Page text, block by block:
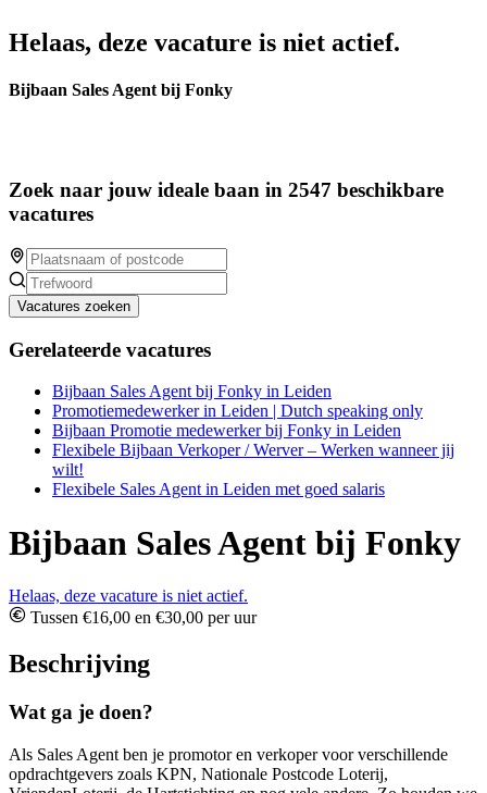
Helaas, deze vacature is niet actief.
Bijbaan Sales Agent bij Fonky
Zoek naar jouw ideale baan in 2547 beschikbare
vacatures
Vacatures zoeken
Gerelateerde vacatures
Bijbaan Sales Agent bij Fonky in Leiden
Promotiemedewerker in Leiden | Dutch speaking only
Bijbaan Promotie medewerker bij Fonky in Leiden
Flexibele Bijbaan Verkoper / Werver – Werken wanneer jij
wilt!
Flexibele Sales Agent in Leiden met goed salaris
Bijbaan Sales Agent bij Fonky
Helaas, deze vacature is niet actief.
Tussen €16,00 en €30,00 per uur
Beschrijving
Wat ga je doen?
Als Sales Agent ben je promotor en verkoper voor verschillende
opdrachtgevers zoals KPN, Nationale Postcode Loterij,